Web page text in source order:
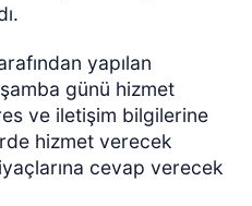
yapılan
günü hizmet
ve iletişim bilgilerine
hizmet verecek
cevap verecek